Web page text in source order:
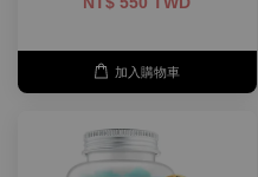
加入購物車